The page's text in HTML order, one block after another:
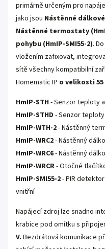
primárně určeným pro
jako jsou Nástěnné
Nástěnné termostaty
pohybu (HmIP-SMI55-2).
vložením zafixovat,
sítě všechny kompatibilní
Homematic IP o velikosti 55
HmIP-STH - Senzor teploty
HmIP-STHD - Senzor
HmIP-WTH-2- Nástěnný
HmIP-WRC2- Nástěnný
HmIP-WRC6- Nástěnný
HmIP-WRCR- Otočné
HmIP-SMI55-2- PIR
vnitřní
Napájecí zdroj lze snadno
krabice pod omítku s
V. Bezdrátová komunikace